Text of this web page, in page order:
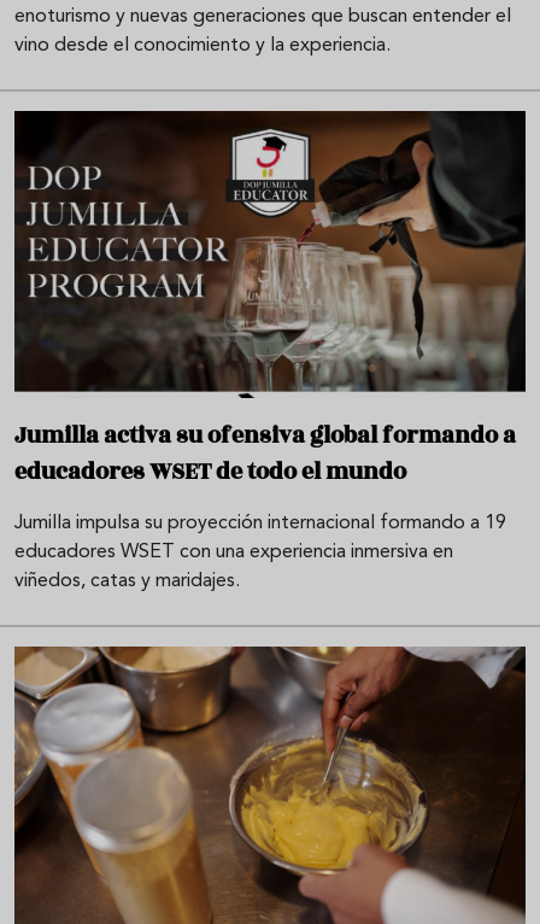
enoturismo y nuevas generaciones que buscan entender el
vino desde el conocimiento y la experiencia.
Jumilla activa su ofensiva global formando a
educadores WSET de todo el mundo
Jumilla impulsa su proyección internacional formando a 19
educadores WSET con una experiencia inmersiva en
viñedos, catas y maridajes.